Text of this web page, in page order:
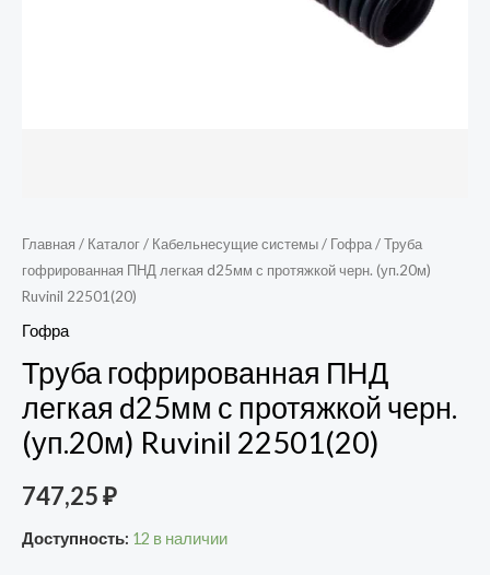
Главная / Каталог/ Кабельнесущие системы/ Гофра/ Труба
гофрированная ПНД легкая d25мм с протяжкой черн. (уп.20м)
Ruvinil 22501(20)
Гофра
Труба гофрированная ПНД
легкая d25мм с протяжкой черн.
(уп.20м) Ruvinil 22501(20)
747,25₽
Доступность: 12 в наличии